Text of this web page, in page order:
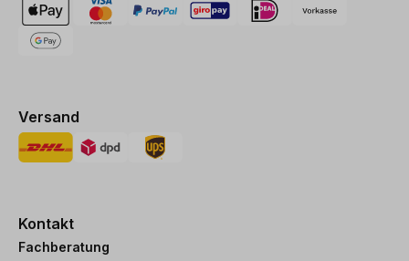
Versand
Kontakt
Fachberatung